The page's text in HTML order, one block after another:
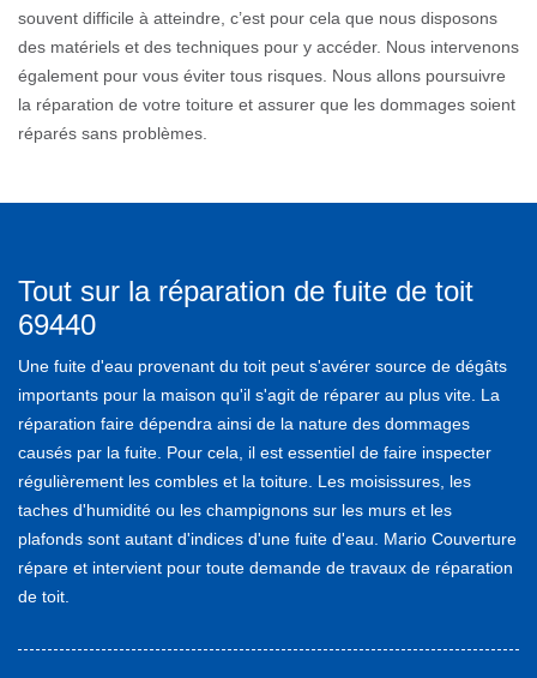
souvent difficile à atteindre, c’est pour cela que nous disposons
des matériels et des techniques pour y accéder. Nous intervenons
également pour vous éviter tous risques. Nous allons poursuivre
la réparation de votre toiture et assurer que les dommages soient
réparés sans problèmes.
Tout sur la réparation de fuite de toit
69440
Une fuite d'eau provenant du toit peut s'avérer source de dégâts
importants pour la maison qu'il s'agit de réparer au plus vite. La
réparation faire dépendra ainsi de la nature des dommages
causés par la fuite. Pour cela, il est essentiel de faire inspecter
régulièrement les combles et la toiture. Les moisissures, les
taches d'humidité ou les champignons sur les murs et les
plafonds sont autant d'indices d'une fuite d'eau. Mario Couverture
répare et intervient pour toute demande de travaux de réparation
de toit.